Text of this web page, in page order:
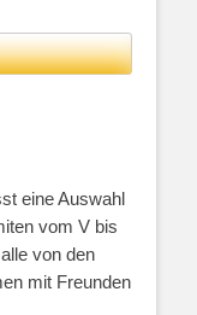
eine Auswahl
vom V bis
von den
mit Freunden